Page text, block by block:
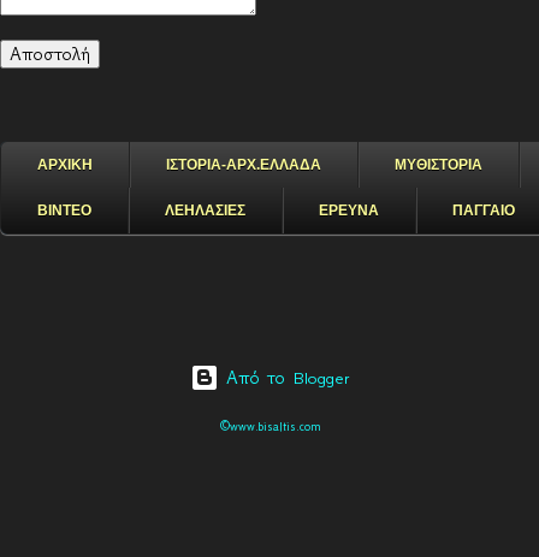
ΑΡΧΙΚΗ ΙΣΤΟΡΙΑ-ΑΡΧ.ΕΛΛΑΔΑ ΜΥΘΙΣΤΟΡΙΑ
ΒΙΝΤΕΟ ΛΕΗΛΑΣΙΕΣ ΕΡΕΥΝΑ ΠΑΓΓΑΙΟ
Από το Blogger
©www.bisaltis.com